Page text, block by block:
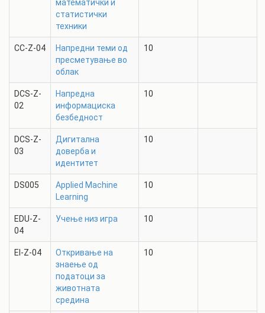
математички и
статистички
техники
CC-Z-04
Напредни теми од
пресметување во
облак
10
DCS-Z-
02
Напредна
информациска
безбедност
10
DCS-Z-
03
Дигитална
доверба и
идентитет
10
DS005
Applied Machine
Learning
10
EDU-Z-
04
Учење низ игра 10
EI-Z-04
Откривање на
знаење од
податоци за
животната
средина
10